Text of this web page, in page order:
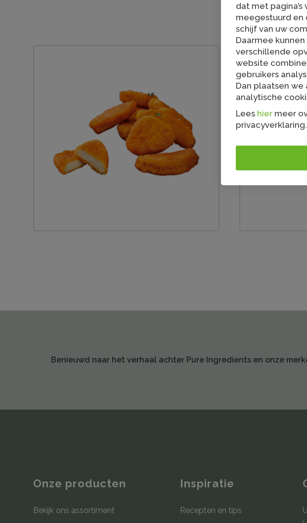
Benieuwd naar het verhaal achter Pure Ingredients en onze
Onze producten
Bekijk ons assortiment
Inspiratie
Recepten en tips
dat met
meegestuurd en
schijf van uw
Daarmee
verschillende
website
gebruikers
Dan plaatsen
analytische
Lees hier meer
privacyverklaring.